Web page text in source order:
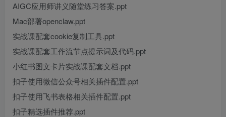
AIGC应用师讲义随堂练习答案.ppt
Mac部署openclaw.ppt
实战课配套cookie复制工具.ppt
实战课配套工作流节点提示词及代码.ppt
小红书图文卡片实战课配套文档.ppt
扣子使用微信公众号相关插件配置.ppt
扣子使用飞书表格相关插件配置.ppt
扣子精选插件推荐.ppt